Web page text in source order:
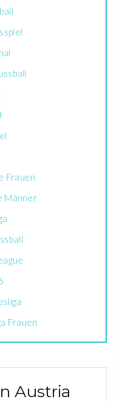
Frauen
Männer
Frauen
Austria